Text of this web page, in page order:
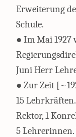
Erweiterung
Schule.
● Im Mai 1927
Juni Herr
● Zur Zeit
15
Rektor, 1
5